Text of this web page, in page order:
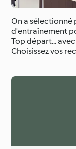
On a sélectionné
d'entraînement
Top départ...
Choisissez vos